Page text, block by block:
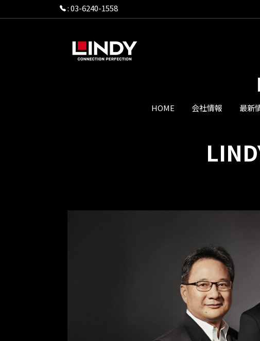
:03-6240-1558
HOME 会社情報 最新